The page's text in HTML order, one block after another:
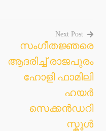
Next Post
സംഗീതജ്ഞരെ
ആദരിച്ച് രാജപുരം
ഹോളി ഫാമിലി
ഹയർ
സെക്കൻഡറി
സ്കൂൾ